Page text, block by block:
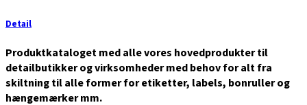
Detail
Produktkataloget med alle vores hovedprodukter til
detailbutikker og virksomheder med behov for alt fra
skiltning til alle former for etiketter, labels, bonruller og
hængemærker mm.